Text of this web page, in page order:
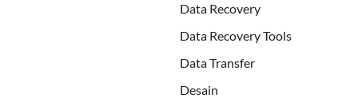
Data Recovery
Data Recovery Tools
Data Transfer
Desain